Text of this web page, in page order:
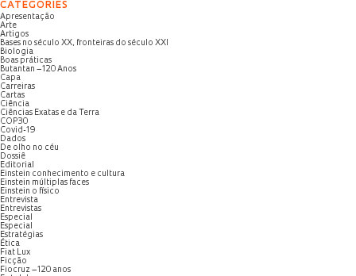
CATEGORIES
Apresentação
Arte
Artigos
Bases no século XX, fronteiras do século XXI
Biologia
Boas práticas
Butantan – 120 Anos
Capa
Carreiras
Cartas
Ciência
Ciências Exatas e da Terra
COP30
Covid-19
Dados
De olho no céu
Dossiê
Editorial
Einstein conhecimento e cultura
Einstein múltiplas faces
Einstein o físico
Entrevista
Entrevistas
Especial
Especial
Estratégias
Ética
Fiat Lux
Ficção
Fiocruz – 120 anos